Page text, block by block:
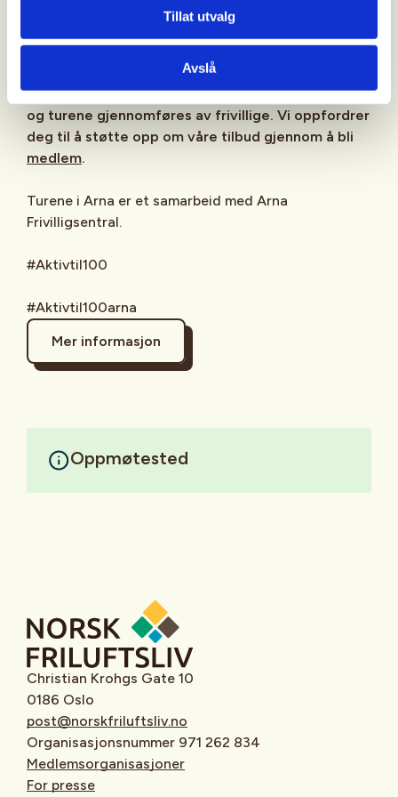
Tillat utvalg
Avslå
generelle vilkår
gjelder all deltakelse på våre aktiviteter.
Aktiv til 100 driftes av Bergen og Hordaland Turlag
og turene gjennomføres av frivillige. Vi oppfordrer
deg til å støtte opp om våre tilbud gjennom å bli
medlem.
Turene i Arna er et samarbeid med Arna
Frivilligsentral.
#Aktivtil100
#Aktivtil100arna
Mer informasjon
Oppmøtested
Christian Krohgs Gate 10
0186 Oslo
post@norskfriluftsliv.no
Organisasjonsnummer 971 262 834
Medlemsorganisasjoner
For presse